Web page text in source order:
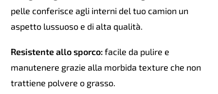
pelle conferisce agli interni del tuo camion un
aspetto lussuoso e di alta qualità.
Resistente allo sporco:facile da pulire e
manutenere grazie alla morbida texture che non
trattiene polvere o grasso.